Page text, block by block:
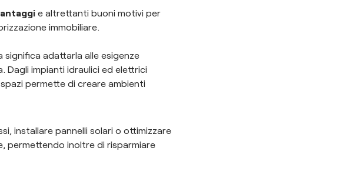
e altrettanti buoni motivi per
immobiliare.
significa adattarla alle esigenze
Dagli impianti idraulici ed elettrici
permette di creare ambienti
installare pannelli solari o ottimizzare
permettendo inoltre di risparmiare